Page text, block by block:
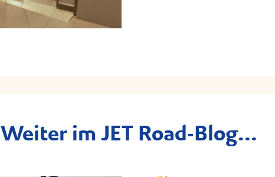
Weiter im JET Road-Blog...